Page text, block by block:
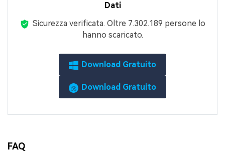
Dati
Sicurezza verificata. Oltre 7.302.189 persone lo
hanno scaricato.
Download Gratuito
Download Gratuito
FAQ